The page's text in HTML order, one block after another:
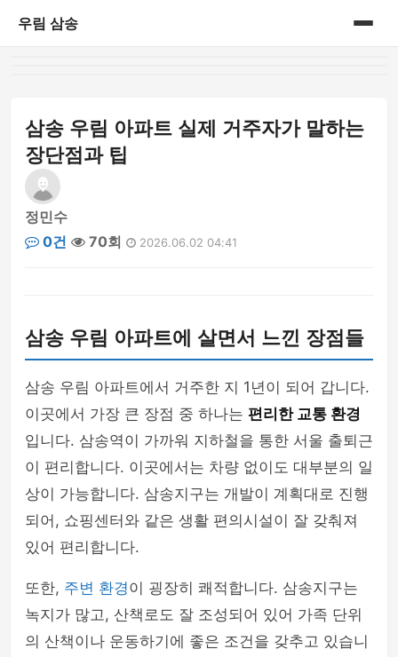
우림 삼송
삼송 우림 아파트 실제 거주자가 말하는
장단점과 팁
정민수
0건
70회 2026.06.02 04:41
삼송 우림 아파트에 살면서 느낀 장점들
삼송 우림 아파트에서 거주한 지 1년이 되어 갑니다.
이곳에서 가장 큰 장점 중 하나는 편리한 교통 환경
입니다. 삼송역이 가까워 지하철을 통한 서울 출퇴근
이 편리합니다. 이곳에서는 차량 없이도 대부분의 일
상이 가능합니다. 삼송지구는 개발이 계획대로 진행
되어, 쇼핑센터와 같은 생활 편의시설이 잘 갖춰져
있어 편리합니다.
또한, 주변 환경이 굉장히 쾌적합니다. 삼송지구는
녹지가 많고, 산책로도 잘 조성되어 있어 가족 단위
의 산책이나 운동하기에 좋은 조건을 갖추고 있습니